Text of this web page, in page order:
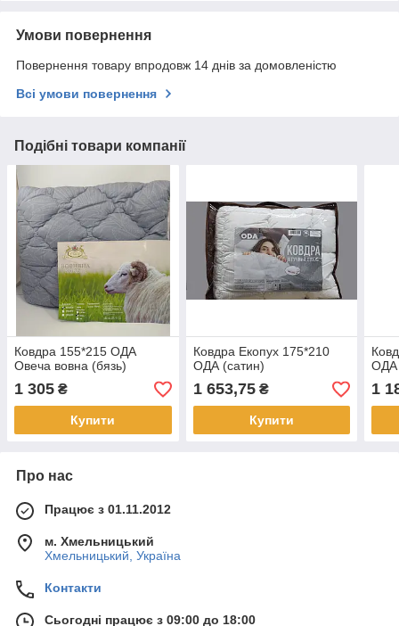
Умови повернення
Повернення товару впродовж 14 днів за домовленістю
Всі умови повернення
Подібні товари компанії
Ковдра 155*215 ОДА
Овеча вовна (бязь)
1 305 ₴
Купити
Ковдра Екопух 175*210
ОДА (сатин)
1 653,75₴
Купити
ОДА
1
Про нас
Працює з 01.11.2012
м. Хмельницький
Хмельницький, Україна
Контакти
Сьогодні працює з 09:00 до 18:00